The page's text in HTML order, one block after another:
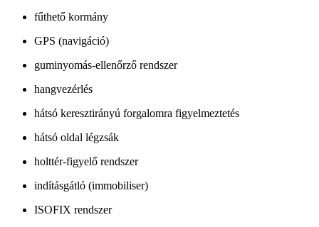
fűthető kormány
GPS (navigáció)
guminyomás-ellenőrző rendszer
hangvezérlés
hátsó keresztirányú forgalomra figyelmeztetés
hátsó oldal légzsák
holttér-figyelő rendszer
indításgátló (immobiliser)
ISOFIX rendszer